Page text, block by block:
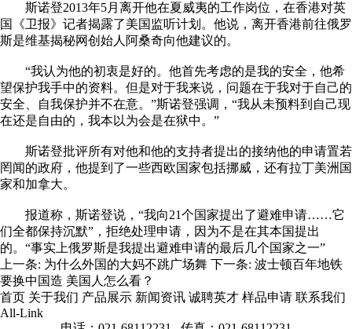
斯诺登2013年5月离开他在夏威夷的工作岗位，在香港对英
国《卫报》记者揭露了美国监听计划。他说，离开香港前往俄罗
斯是维基揭秘网创始人阿桑奇向他建议的。
“我认为他的初衷是好的。他首先考虑的是我的安全，他希
望保护我手中的资料。但是对于我来说，问题在于我对于自己的
安全、自我保护并不在意。”斯诺登强调，“我从未预料到自己现
在还是自由的，我本以为会是在狱中。”
斯诺登批评所有对他和他的支持者提出的接纳他的申请置若
罔闻的政府，他提到了一些西欧国家包括挪威，还有拉丁美洲国
家和加拿大。
报道称，斯诺登说，“我向21个国家提出了避难申请……它
们全都保持沉默”，拒绝处理申请，因为不是在其本国提出
的。“事实上俄罗斯是我提出避难申请的最后几个国家之一”
上一条: 为什么外国的大妈不跳广场舞 下一条: 波士顿百年地铁
要换中国造 美国人怎么看？
首页 关于我们 产品展示 新闻资讯 诚聘英才 样品申请 联系我们
All-Link